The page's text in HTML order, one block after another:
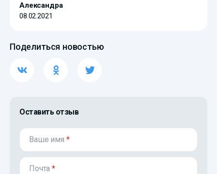
Александра
08.02.2021
Поделиться новостью
Оставить отзыв
Ваше имя *
Почта*